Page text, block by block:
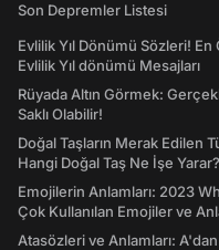
Son Depremler Listesi
Evlilik Yıl Dönümü Sözleri!
Evlilik Yıl dönümü Mesajları
Rüyada Altın Görmek:
Saklı Olabilir!
Doğal Taşların Merak Edilen
Hangi Doğal Taş Ne İşe Yarar?
Emojilerin Anlamları: 2023
Çok Kullanılan Emojiler ve
Atasözleri ve Anlamları: